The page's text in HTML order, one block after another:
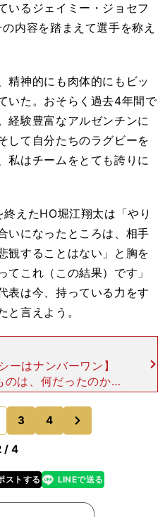
るジェイミー・ジョセフ
内容を踏まえて選手を称え
精神的にも肉体的にもビッ
いた。おそらく過去4年間で
経験豊富なアルゼンチンに
して自分たちのラグビーを
私はチームをとても誇りに
えたHO堀江翔太は「やり
いになったところは、相手
観することはない」と胸を
これ（この結果）です」
表は今、持っている力をす
と言えよう。
ーはナンバーワン】
のは、何だったのか─
な場面があった」と
はセットプレーからの
スで
のページへ3 4
/ 4
ストする
line LINEで送る